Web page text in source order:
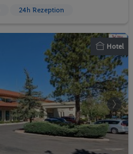
24h Rezeption
Hotel